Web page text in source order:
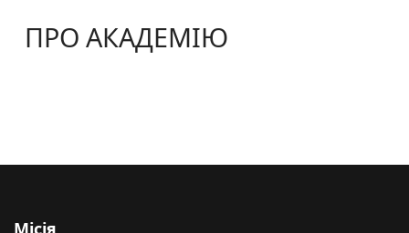
ПРО АКАДЕМІЮ
Місія